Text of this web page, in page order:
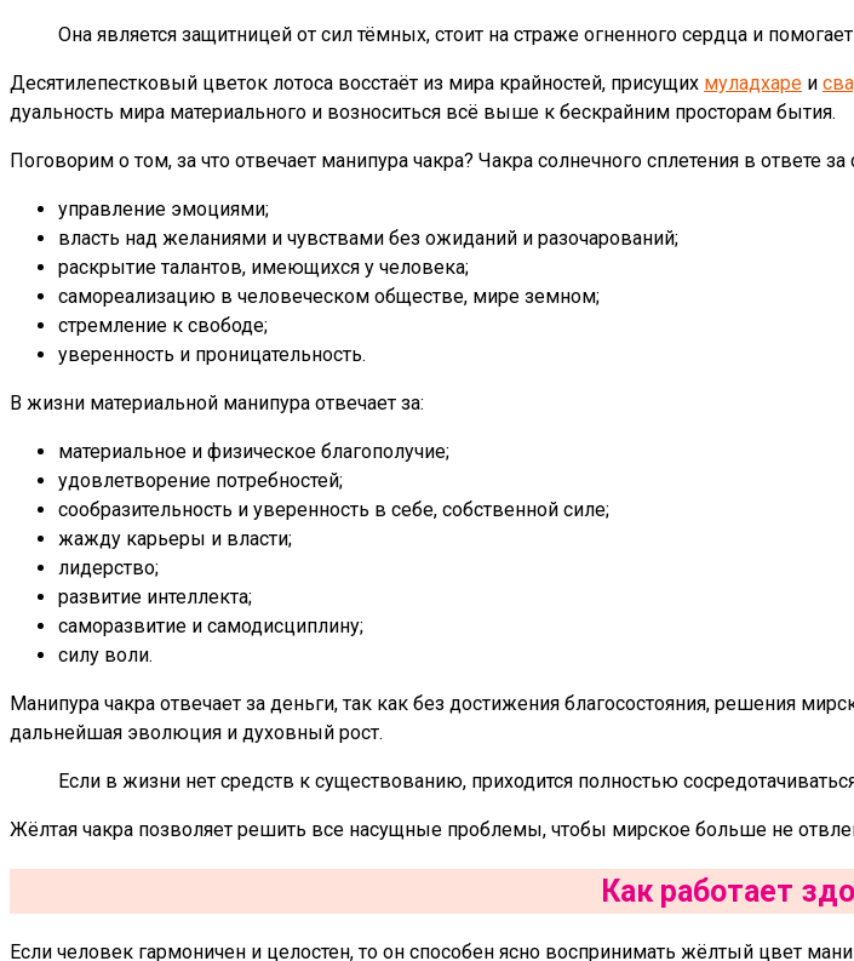
Она является защитницей от сил тёмных, стоит на страже огненного сердца и
Десятилепестковый цветок лотоса восстаёт из мира крайностей, присущих муладхаре и
дуальность мира материального и возноситься всё выше к бескрайним просторам бытия.
Поговорим о том, за что отвечает манипура чакра? Чакра солнечного сплетения в ответе
управление эмоциями;
власть над желаниями и чувствами без ожиданий и разочарований;
раскрытие талантов, имеющихся у человека;
самореализацию в человеческом обществе, мире земном;
стремление к свободе;
уверенность и проницательность.
В жизни материальной манипура отвечает за:
материальное и физическое благополучие;
удовлетворение потребностей;
сообразительность и уверенность в себе, собственной силе;
жажду карьеры и власти;
лидерство;
развитие интеллекта;
саморазвитие и самодисциплину;
силу воли.
Манипура чакра отвечает за деньги, так как без достижения благосостояния, решения
дальнейшая эволюция и духовный рост.
Если в жизни нет средств к существованию, приходится полностью
Жёлтая чакра позволяет решить все насущные проблемы, чтобы мирское больше не
Как работает
Если человек гармоничен и целостен, то он способен ясно воспринимать жёлтый цвет